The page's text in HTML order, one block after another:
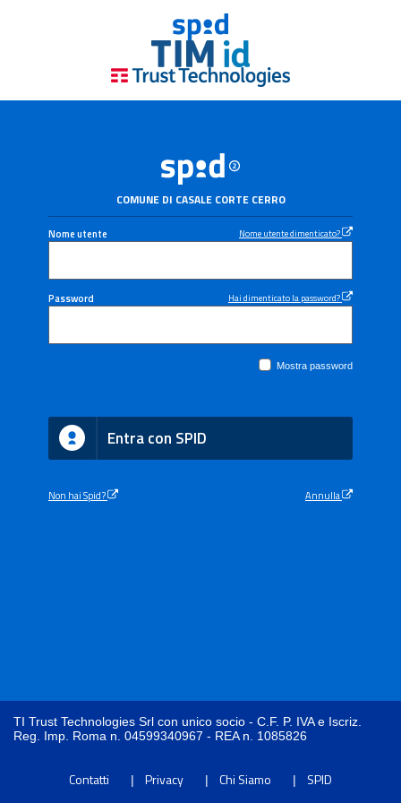
COMUNE DI CASALE CORTE CERRO
Nome utente Nome utente dimenticato?
Password Hai dimenticato la password?
Mostra password
Entra con SPID
Non hai Spid? Annulla
TI Trust Technologies Srl con unico socio - C.F. P. IVA e Iscriz.
Reg. Imp. Roma n. 04599340967 - REA n. 1085826
Contatti Privacy Chi Siamo SPID